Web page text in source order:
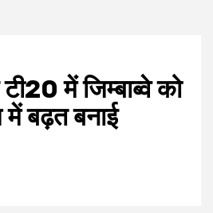
में जिम्बाब्वे को
में बढ़त बनाई